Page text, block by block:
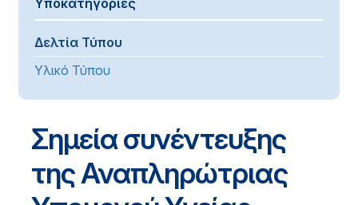
Υποκατηγορίες
Δελτία Τύπου
Υλικό Τύπου
Σημεία συνέντευξης
της Αναπληρώτριας